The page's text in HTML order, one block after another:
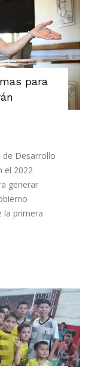
para
de Desarrollo
el 2022
generar
la primera